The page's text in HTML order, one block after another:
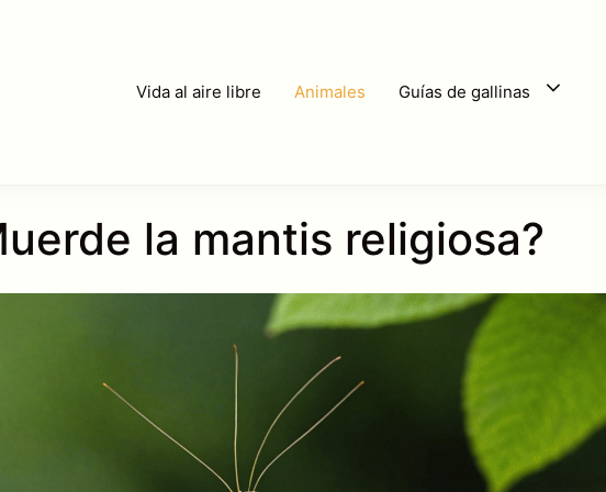
Vida al aire libre Animales Guías de gallinas
la mantis religiosa?